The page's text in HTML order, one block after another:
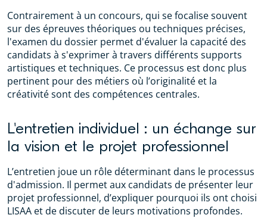
Contrairement à un concours, qui se focalise souvent
sur des épreuves théoriques ou techniques précises,
l'examen du dossier permet d'évaluer la capacité des
candidats à s'exprimer à travers différents supports
artistiques et techniques. Ce processus est donc plus
pertinent pour des métiers où l’originalité et la
créativité sont des compétences centrales.
L'entretien individuel : un échange sur
la vision et le projet professionnel
L’entretien joue un rôle déterminant dans le processus
d'admission. Il permet aux candidats de présenter leur
projet professionnel, d’expliquer pourquoi ils ont choisi
LISAA et de discuter de leurs motivations profondes.